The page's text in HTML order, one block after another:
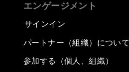
エンゲージメント
サインイン
パートナー（組織）について
参加する（個人、組織）